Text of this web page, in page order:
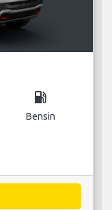
local_gas_station
Bensin